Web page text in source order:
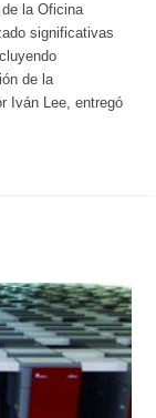
la Oficina
significativas
de la
Iván Lee, entregó